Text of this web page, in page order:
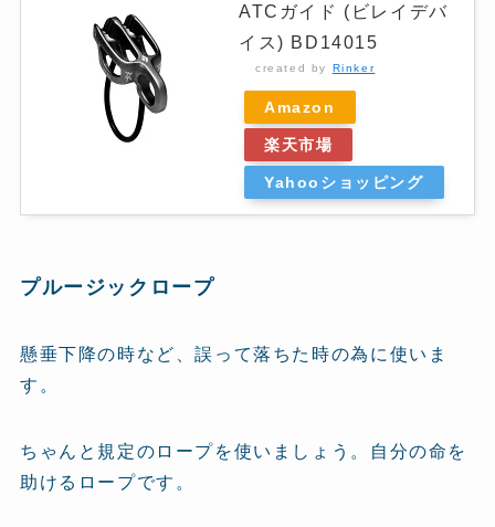
ATCガイド (ビレイデバ
イス) BD14015
created by Rinker
Amazon
楽天市場
Yahooショッピング
プルージックロープ
懸垂下降の時など、誤って落ちた時の為に使いま
す。
ちゃんと規定のロープを使いましょう。自分の命を
助けるロープです。